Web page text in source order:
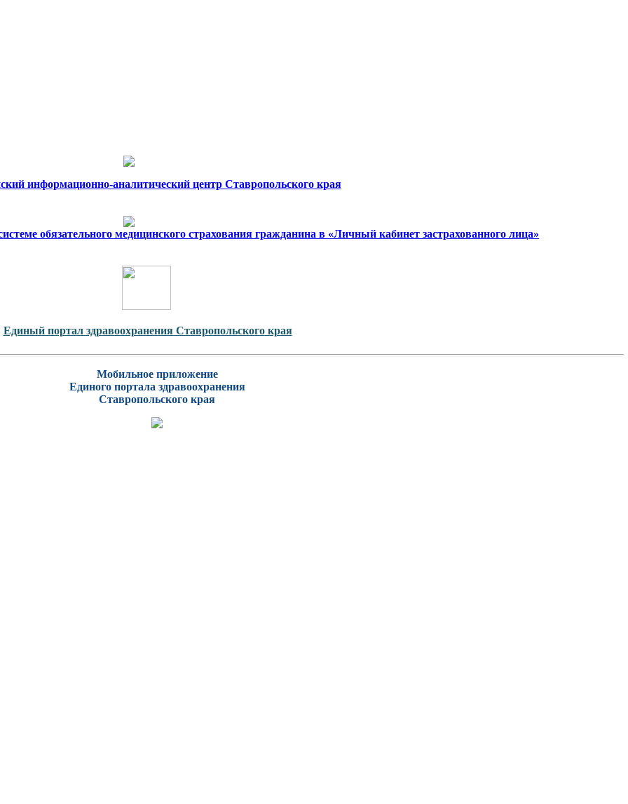
информационно-аналитический центр Ставропольского края
обязательного медицинского страхования гражданина в «Личный кабинет застрахованного лица»
Единый портал здравоохранения Ставропольского края
Мобильное приложение
Единого портала здравоохранения
Ставропольского края